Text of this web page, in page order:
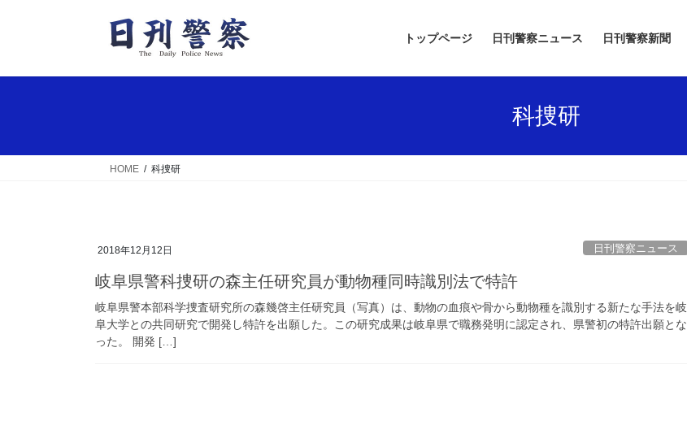
トップページ 日刊警察ニュース 日刊警察新聞
科捜研
HOME 科捜研
2018年12月12日 日刊警察ニュース
岐阜県警科捜研の森主任研究員が動物種同時識別法で特許
岐阜県警本部科学捜査研究所の森幾啓主任研究員（写真）は、動物の血痕や骨から動物種を識別する新たな手法を岐
阜大学との共同研究で開発し特許を出願した。この研究成果は岐阜県で職務発明に認定され、県警初の特許出願とな
った。 開発 […]